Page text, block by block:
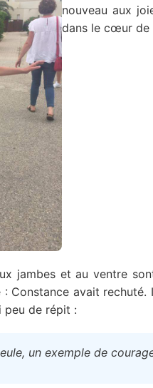
nouveau aux
dans le cœur de
jambes et au ventre
Constance avait
peu de répit :
un exemple de